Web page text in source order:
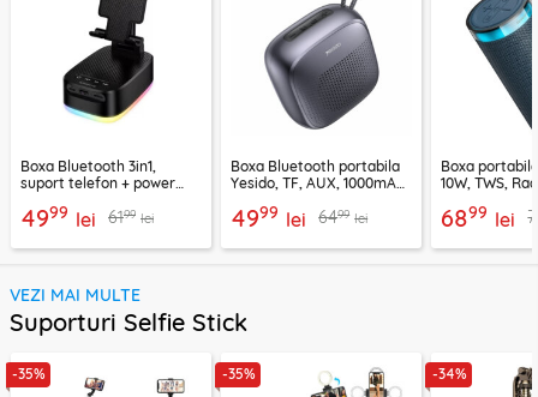
Boxa Bluetooth 3in1,
suport telefon + power
BR200
4999 lei 6199 lei
Boxa Bluetooth portabila
Yesido, TF, AUX, 1000mAh,
4999 lei 6499 lei
Boxa
10W, TWS,
6899 lei
VEZI MAI MULTE
Suporturi Selfie Stick
-35% -35% -34%